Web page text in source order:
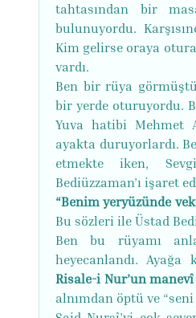
tahtasından bir
bulunuyordu.
Kim gelirse oraya
vardı.
Ben bir rüya
bir yerde oturuyordu.
Yuva hatibi Mehmet
ayakta duruyorlardı.
etmekte iken,
Bediüzzaman’ı işaret
“Benim yeryüzünde
Bu sözleri ile Üstad
Ben bu rüyamı
heyecanlandı. Ayağa
Risale-i Nur’un
alnımdan öptü ve